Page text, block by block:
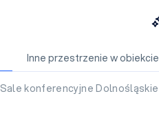
Inne przestrzenie w obiekcie
Sale konferencyjne Dolnośląskie